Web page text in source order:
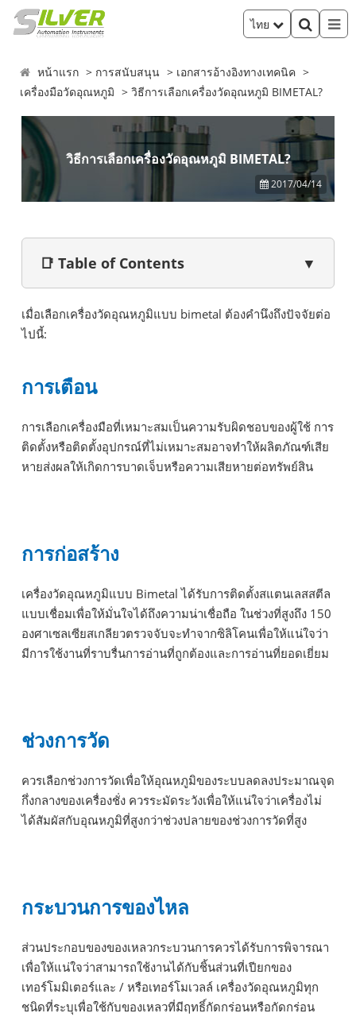
ไทย
หน้าแรก การสนับสนุน
เอกสารอ้างอิงทางเทคนิค
เครื่องมือวัดอุณหภูมิ
วิธีการเลือกเครื่องวัดอุณหภูมิ BIMETAL?
วิธีการเลือกเครื่องวัดอุณหภูมิ BIMETAL?
2017/04/14
📑 Table of Contents ▼
เมื่อเลือกเครื่องวัดอุณหภูมิแบบ bimetal ต้องคำนึงถึงปัจจัยต่อ
ไปนี้:
การเตือน
การเลือกเครื่องมือที่เหมาะสมเป็นความรับผิดชอบของผู้ใช้ การ
ติดตั้งหรือติดตั้งอุปกรณ์ที่ไม่เหมาะสมอาจทำให้ผลิตภัณฑ์เสีย
หายส่งผลให้เกิดการบาดเจ็บหรือความเสียหายต่อทรัพย์สิน
การก่อสร้าง
เครื่องวัดอุณหภูมิแบบ Bimetal ได้รับการติดตั้งสแตนเลสสตีล
แบบเชื่อมเพื่อให้มั่นใจได้ถึงความน่าเชื่อถือ ในช่วงที่สูงถึง 150
องศาเซลเซียสเกลียวตรวจจับจะทำจากซิลิโคนเพื่อให้แน่ใจว่า
มีการใช้งานที่ราบรื่นการอ่านที่ถูกต้องและการอ่านที่ยอดเยี่ยม
ช่วงการวัด
ควรเลือกช่วงการวัดเพื่อให้อุณหภูมิของระบบลดลงประมาณจุด
กึ่งกลางของเครื่องชั่ง ควรระมัดระวังเพื่อให้แน่ใจว่าเครื่องไม่
ได้สัมผัสกับอุณหภูมิที่สูงกว่าช่วงปลายของช่วงการวัดที่สูง
กระบวนการของไหล
ส่วนประกอบของของเหลวกระบวนการควรได้รับการพิจารณา
เพื่อให้แน่ใจว่าสามารถใช้งานได้กับชิ้นส่วนที่เปียกของ
เทอร์โมมิเตอร์และ / หรือเทอร์โมเวลล์ เครื่องวัดอุณหภูมิทุก
ชนิดที่ระบุเพื่อใช้กับของเหลวที่มีฤทธิ์กัดกร่อนหรือกัดกร่อน